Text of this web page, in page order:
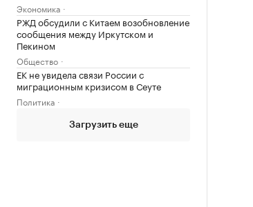
Экономика
РЖД обсудили с Китаем возобновление
сообщения между Иркутском и
Пекином
Общество
ЕК не увидела связи России с
миграционным кризисом в Сеуте
Политика
Загрузить еще